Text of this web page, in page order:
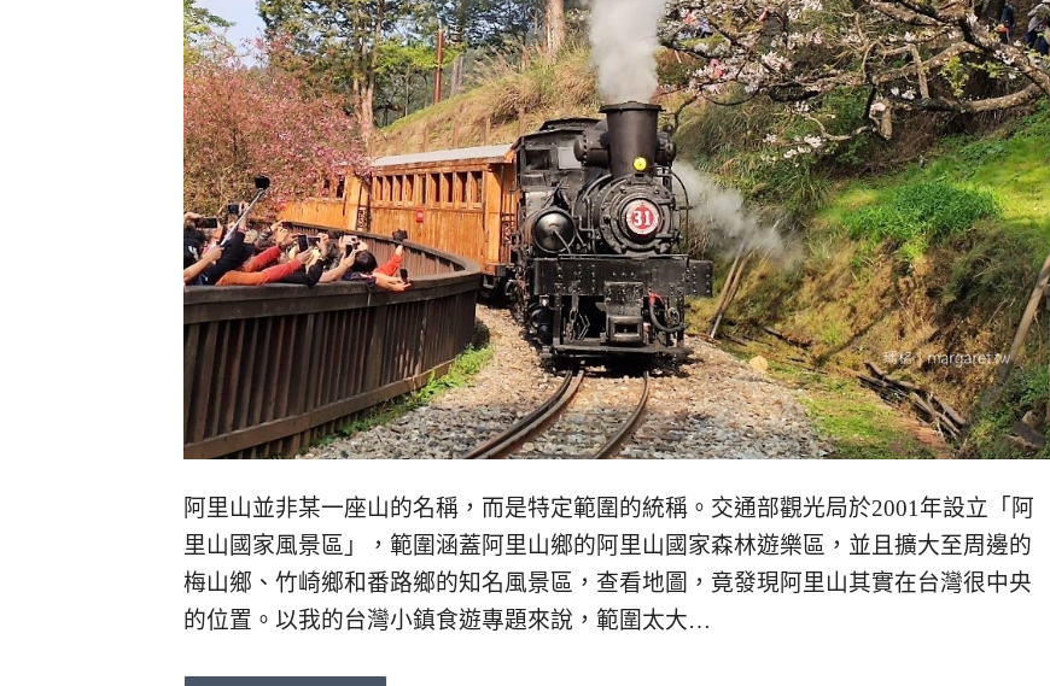
阿里山並非某一座山的名稱，而是特定範圍的統稱。交通部觀光局於2001年設立「阿
里山國家風景區」，範圍涵蓋阿里山鄉的阿里山國家森林遊樂區，並且擴大至周邊的
梅山鄉、竹崎鄉和番路鄉的知名風景區，查看地圖，竟發現阿里山其實在台灣很中央
的位置。以我的台灣小鎮食遊專題來說，範圍太大…